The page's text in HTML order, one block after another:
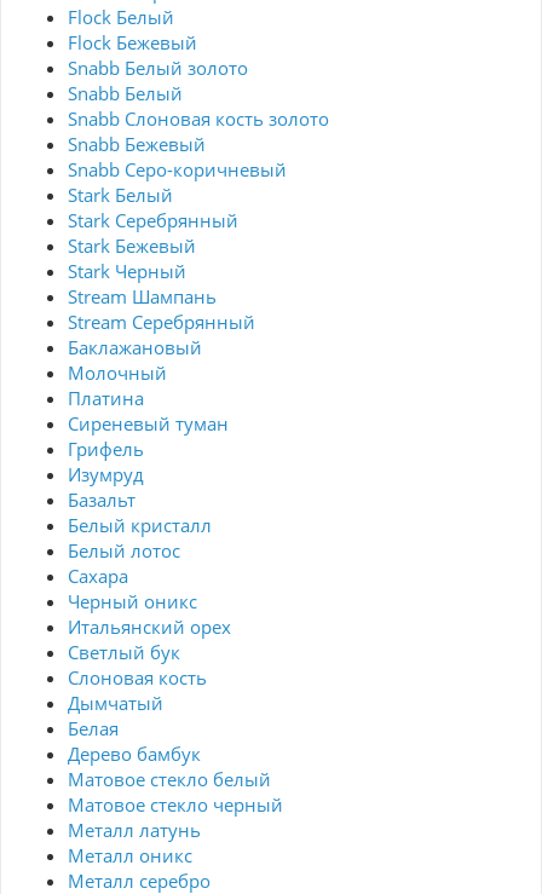
Flock Белый
Flock Бежевый
Snabb Белый золото
Snabb Белый
Snabb Слоновая кость золото
Snabb Бежевый
Snabb Серо-коричневый
Stark Белый
Stark Серебрянный
Stark Бежевый
Stark Черный
Stream Шампань
Stream Серебрянный
Баклажановый
Молочный
Платина
Сиреневый туман
Грифель
Изумруд
Базальт
Белый кристалл
Белый лотос
Сахара
Черный оникс
Итальянский орех
Светлый бук
Слоновая кость
Дымчатый
Белая
Дерево бамбук
Матовое стекло белый
Матовое стекло черный
Металл латунь
Металл оникс
Металл серебро